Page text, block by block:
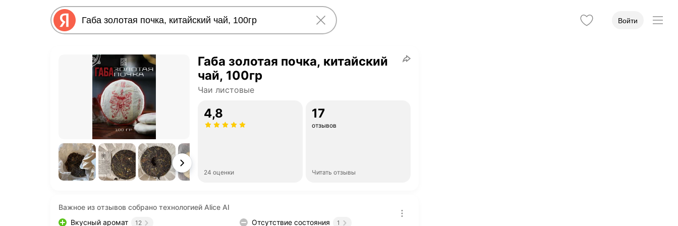
Войти
Габа золотая почка, китайский
чай, 100гр
Чаи листовые
4,8
24 оценки
17
отзывов
Читать отзывы
Важное из отзывов собрано технологией Alice AI
Вкусный аромат
12 Отсутствие состояния 1